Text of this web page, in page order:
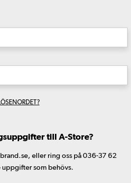
till A-Store?
eller ring oss på 036-37 62
uppgifter som behövs.